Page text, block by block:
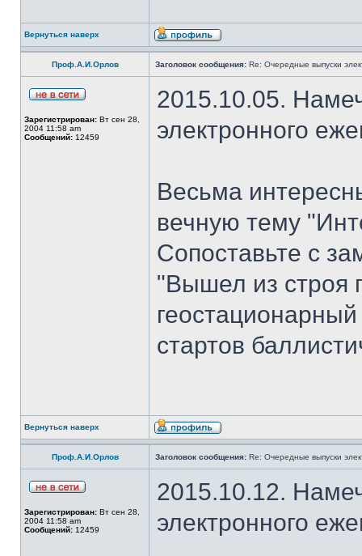
Вернуться наверх
Проф.А.И.Орлов Заголовок сообщения: Re: Очередные выпуски
Зарегистрирован: Вт сен 28,
2004 11:58 am
Сообщений: 12459
2015.10.05.
электронного
Весьма
вечную тему
Сопоставьте с
"Вышел из строя
стартов
Вернуться наверх
Проф.А.И.Орлов Заголовок сообщения: Re: Очередные выпуски
Зарегистрирован: Вт сен 28,
2004 11:58 am
Сообщений: 12459
2015.10.12.
электронного